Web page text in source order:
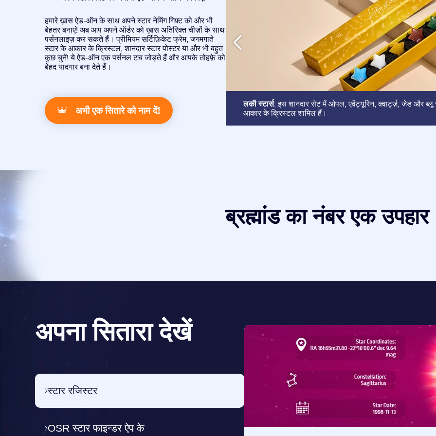
हमारे ख़ास ऐड-ऑन के साथ अपने स्टार नेमिंग गिफ़्ट को और भी
बेहतर बनाएं! अब आप अपने ऑर्डर को ख़ास अतिरिक्त चीज़ों के साथ
पर्सनलाइज़ कर सकते हैं। प्रीमियम सर्टिफ़िकेट फ्रेम, जगमगाते
स्टार के आकार के क्रिस्टल, शानदार स्टार पोस्टर या और भी बहुत
कुछ चुनें! ये ऐड-ऑन एक पर्सनल टच जोड़ते हैं और आपके तोहफ़े को
बेहद यादगार बना देते हैं।
अभी एक सितारे को नाम दें!
लकी स्टार्स: इस शानदार सेट में ओपल, एवेंट्यूरिन, क्वार्ट्ज़, जेड और ब्लू
आकार के क्रिस्टल शामिल हैं।
ब्रह्मांड का नंबर एक उपहार
अपना सितारा देखें
स्टार रजिस्टर
OSR स्टार फाइन्डर ऐप के